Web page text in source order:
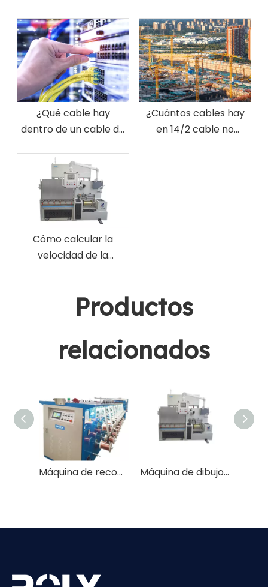
¿Qué cable hay
dentro de un cable de
carga Tesla Nivel 2?
¿Cuántos cables hay
en 14/2 cable no
metálico?
Cómo calcular la
velocidad de la
máquina de dibujo de
Productos
relacionados
Máquina de recocido tubular Máquina de dibujo de alambre de sía de diamante de acero al carbono